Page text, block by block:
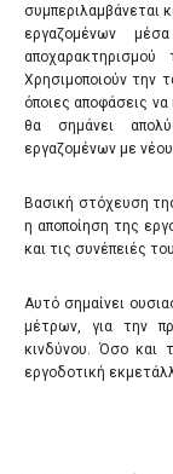
συμπεριλαμβάνεται
εργαζομένων
Χρησιμοποιούν την
όποιες αποφάσεις
θα σημάνει
εργαζομένων με
Βασική στόχευση
η αποποίηση της
και τις συνέπειές
Αυτό σημαίνει
μέτρων, για την
κινδύνου. Όσο και
εργοδοτική